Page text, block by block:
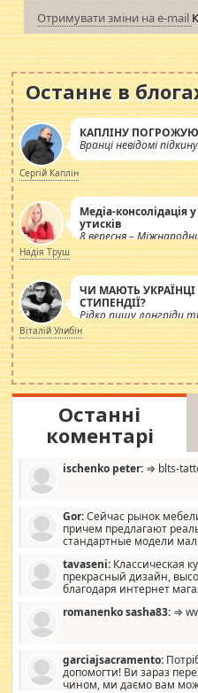
Отримувати зміни на e-mail
Останнє в
КАПЛІНУ
Вранці невідомі
Сергій Каплін
Медіа-консолідація
утисків
8 вересня –
журналістів.
Надія Труш
ЧИ МАЮТЬ
СТИПЕНДІЇ?
Рідко пишу лонгріди
просто дістало!
навколо
роздувається ще
Віталій Улибін
Останні
коментарі
ischenko peter: ⇒ blts-
Gor:Сейчас рынок
причем предлагают
стандартные модели
стандартные формы, в MebelOk,
со вкусом все в порядке, без
мебель, а это не последний
tavaseni: Классическая
прекрасный дизайн,
благодаря интернет
romanenko sasha83: ⇒
garciajsacramento:
допомогти! Ви зараз
чином, ми даємо вам